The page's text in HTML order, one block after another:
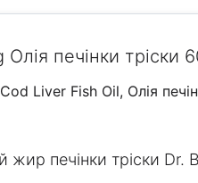
Олія печінки тріски
Liver Fish Oil, Олія
жир печінки тріски Dr.